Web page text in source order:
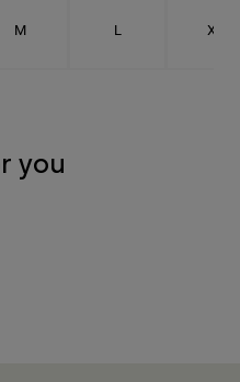
M L XL
you